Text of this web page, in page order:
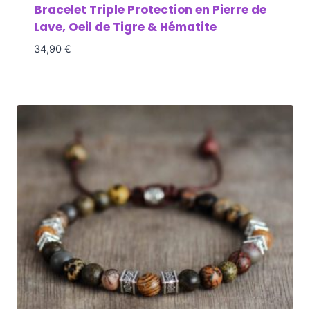
Bracelet Triple Protection en Pierre de
Lave, Oeil de Tigre & Hématite
34,90 €